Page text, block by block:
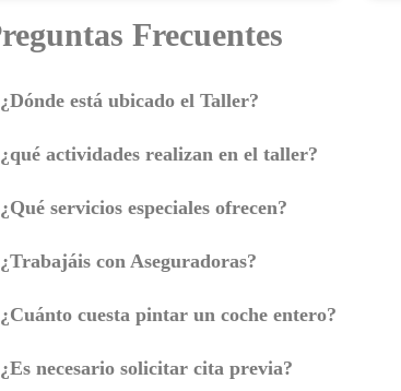
Frecuentes
¿Dónde está ubicado el Taller?
¿qué actividades realizan en el taller?
¿Qué servicios especiales ofrecen?
¿Trabajáis con Aseguradoras?
¿Cuánto cuesta pintar un coche entero?
¿Es necesario solicitar cita previa?